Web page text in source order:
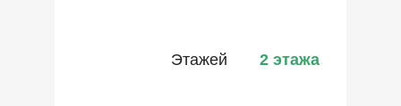
Этажей 2 этажа